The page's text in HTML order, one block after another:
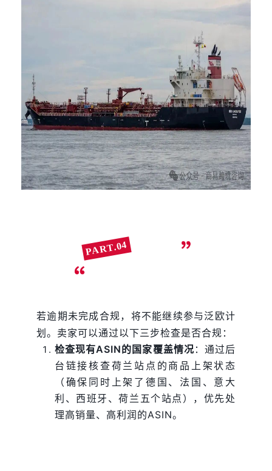
PART.04
若逾期未完成合规，将不能继续参与泛欧计
划。卖家可以通过以下三步检查是否合规：
检查现有ASIN的国家覆盖情况 ：通过后
台链接核查荷兰站点的商品上架状态
（确保同时上架了德国、法国、意大
利、西班牙、荷兰五个站点），优先处
理高销量、高利润的ASIN。